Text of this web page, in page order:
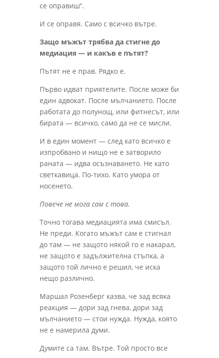
се оправиш“.
И се оправя. Само с всичко вътре.
Защо мъжът трябва да стигне до
медиация — и какъв е пътят?
Пътят не е прав. Рядко е.
Първо идват приятелите. После може би
един адвокат. После мълчанието. После
работата до полунощ, или фитнесът, или
бирата — всичко, само да не се мисли.
И в един момент — след като всичко е
изпробвано и нищо не е затворило
раната — идва осъзнаването. Не като
светкавица. По-тихо. Като умора от
носенето.
Повече не мога сам с това.
Точно тогава медиацията има смисъл.
Не преди. Когато мъжът сам е стигнал
до там — не защото някой го е накарал,
не защото е задължителна стъпка, а
защото той лично е решил, че иска
нещо различно.
Маршал Розенберг казва, че зад всяка
реакция — дори зад гнева, дори зад
мълчанието — стои нужда. Нужда, която
не е намерила думи.
Думите са там. Вътре. Той просто все